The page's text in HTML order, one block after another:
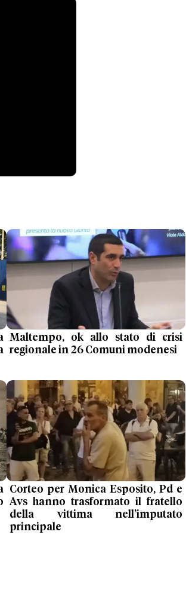
Maltempo, ok allo stato di crisi
regionale in 26 Comuni modenesi
Corteo per Monica Esposito, Pd e
Avs hanno trasformato il fratello
della vittima nell’imputato
principale